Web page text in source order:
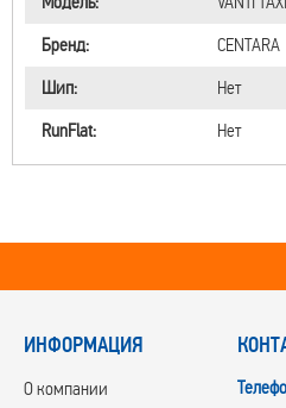
Бренд:
CENTARA
Шип:
Нет
RunFlat:
Нет
ИНФОРМАЦИЯ
О компании